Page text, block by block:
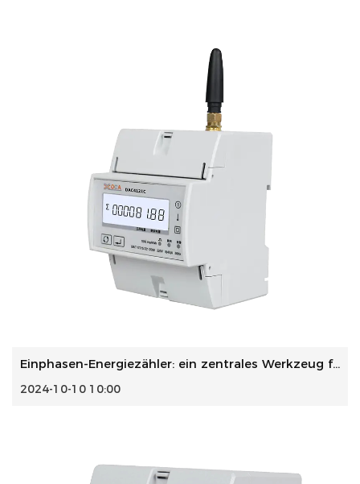
Einphasen-Energiezähler: ein zentrales Werkzeug für modern...
2024-10-10 10:00